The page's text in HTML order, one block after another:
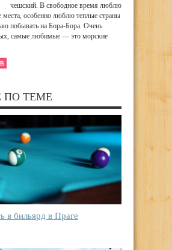
чешский. В свободное время люблю
места, особенно люблю теплые страны
побывать на Бора-Бора. Очень
самые любимые — это морские
ПО ТЕМЕ
в бильярд в Праге